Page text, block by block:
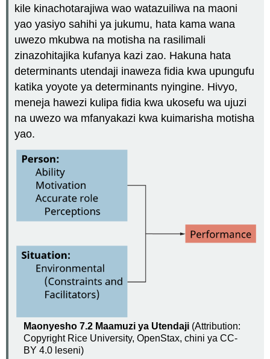
kile kinachotarajiwa wao watazuiliwa na maoni
yao yasiyo sahihi ya jukumu, hata kama wana
uwezo mkubwa na motisha na rasilimali
zinazohitajika kufanya kazi zao. Hakuna hata
determinants utendaji inaweza fidia kwa upungufu
katika yoyote ya determinants nyingine. Hivyo,
meneja hawezi kulipa fidia kwa ukosefu wa ujuzi
na uwezo wa mfanyakazi kwa kuimarisha motisha
yao.
Maonyesho 7.2 Maamuzi ya Utendaji (Attribution:
Copyright Rice University, OpenStax, chini ya CC-
BY 4.0 leseni)